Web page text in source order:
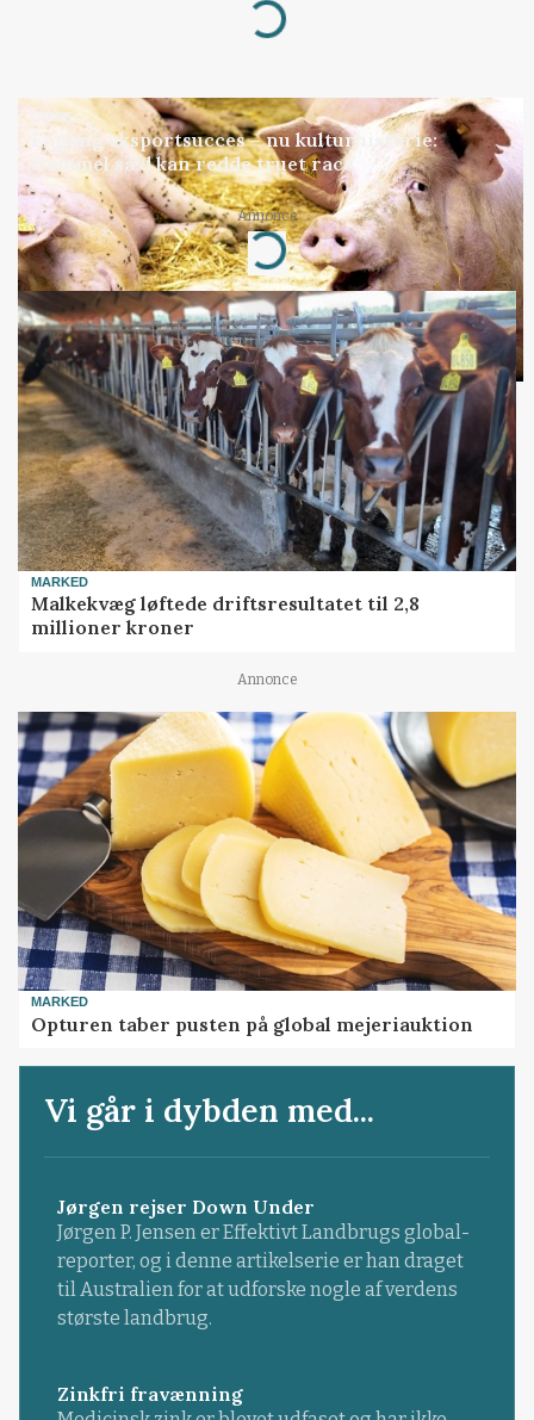
Loading...
GRISE
Engang eksportsucces – nu kulturhistorie:
Gammel sæd kan redde truet race
Annonce
Loading...
MARKED
Malkekvæg løftede driftsresultatet til 2,8
millioner kroner
Annonce
MARKED
Opturen taber pusten på global mejeriauktion
Vi går i dybden med...
Jørgen rejser Down Under
Jørgen P. Jensen er Effektivt Landbrugs global-
reporter, og i denne artikelserie er han draget
til Australien for at udforske nogle af verdens
største landbrug.
Zinkfri fravænning